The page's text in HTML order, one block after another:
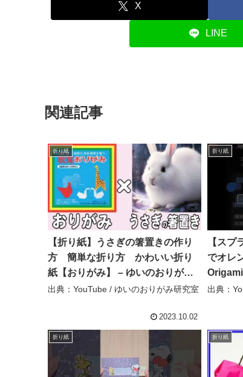
X
LINE
関連記事
折り紙
【折り紙】うさぎの箸置きの作り
方 簡単な折り方 かわいい折り
紙【おりがみ】 – ゆいのおりがみ
研究室
出典：YouTube / ゆいのおりがみ研究室
2023.10.02
折り紙
【スプ
でオレ
出典：
折り紙 折り紙